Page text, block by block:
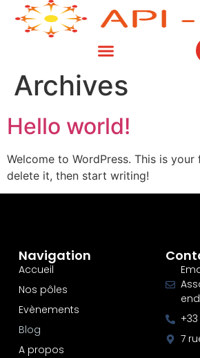
Archives
Hello world!
Welcome to WordPress. This is
delete it, then start writing!
Navigation
Accueil
Nos pôles
Evènements
Blog
A propos
7